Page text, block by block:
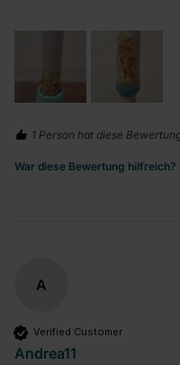
1 Person hat diese
War diese Bewertung hilfreich?
A
Verified Customer
Andrea11